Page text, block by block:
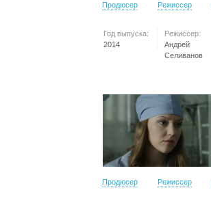
Продюсер Режиссер
Год выпуска:
2014
Режиссер:
Андрей
Селиванов
Продюсер Режиссер